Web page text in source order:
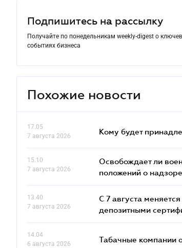
Подпишитесь на рассылку
Получайте по понедельникам weekly-digest о
событиях бизнеса
Похожие новости
17.05
7 августа 2026
Кому будет
15.10
7 августа 2026
Освобождает ли
положений о надзоре
13.40
7 августа 2026
С 7 августа
депозитными
14.04
6 августа 2026
Табачные компании